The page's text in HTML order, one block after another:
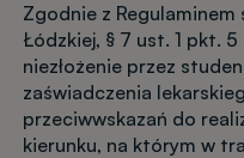
Zgodnie z
Łódzkiej, § 7 ust. 1 pkt.
niezłożenie przez
zaświadczenia
przeciwwskazań do
kierunku, na którym w